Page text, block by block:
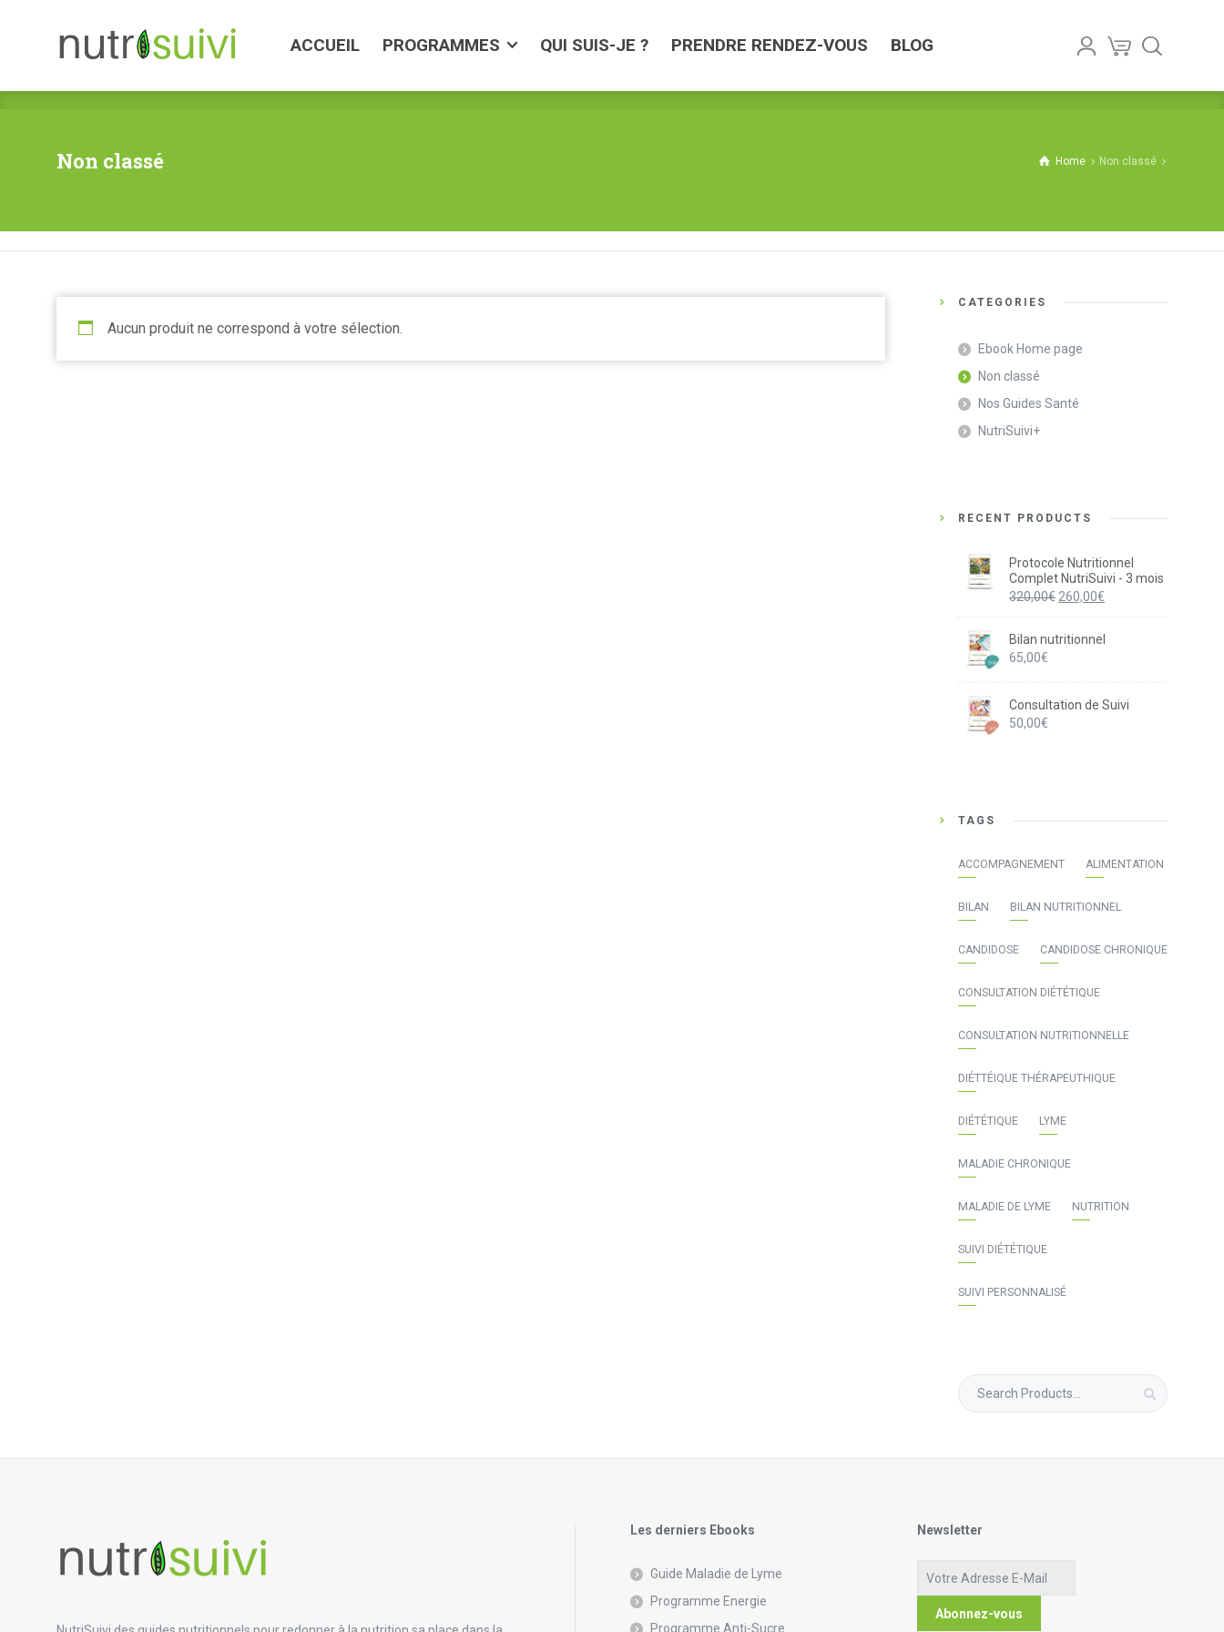
ACCUEIL PROGRAMMES QUI SUIS-JE ? PRENDRE RENDEZ-VOUS BLOG
Non classé Home Non classé
Aucun produit ne correspond à votre sélection.
CATEGORIES
Ebook Home page
Non classé
Nos Guides Santé
NutriSuivi+
RECENT PRODUCTS
Protocole Nutritionnel
Complet NutriSuivi - 3 mois
320,00€ Le
prix
initial
260,00€
prix
actuel
Bilan nutritionnel
65,00€
Consultation de Suivi
50,00€
TAGS
ACCOMPAGNEMENT ALIMENTATION
BILAN BILAN NUTRITIONNEL
CANDIDOSE CANDIDOSE CHRONIQUE
CONSULTATION DIÉTÉTIQUE
CONSULTATION NUTRITIONNELLE
DIÉTTÉIQUE THÉRAPEUTHIQUE
DIÉTÉTIQUE LYME
MALADIE CHRONIQUE
MALADIE DE LYME NUTRITION
SUIVI DIÉTÉTIQUE
SUIVI PERSONNALISÉ
Search
for:
Les derniers Ebooks
Guide Maladie de Lyme
Programme Energie
Programme Anti-Sucre
Newsletter